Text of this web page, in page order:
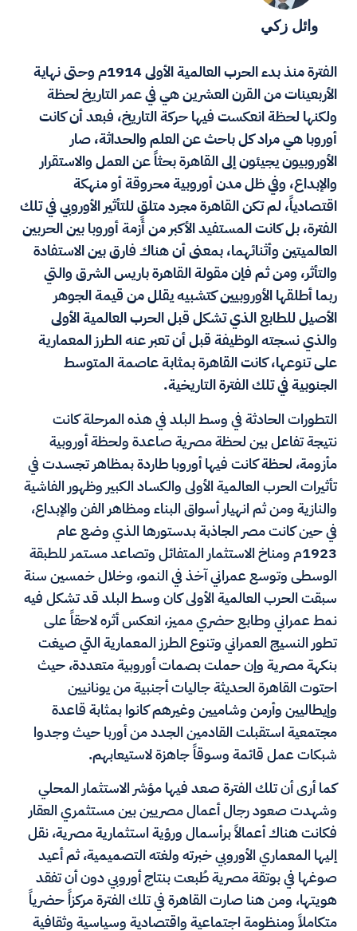
وائل زكي
الفترة منذ بدء الحرب العالمية الأولى 1914م وحتى نهاية
الأربعينات من القرن العشرين هي في عمر التاريخ لحظة
ولكنها لحظة انعكست فيها حركة التاريخ، فبعد أن كانت
أوروبا هي مراد كل باحث عن العلم والحداثة، صار
الأوروبيون يجيئون إلى القاهرة بحثاً عن العمل والاستقرار
والإبداع، وفي ظل مدن أوروبية محروقة أو منهكة
اقتصادياً، لم تكن القاهرة مجرد متلقٍ للتأثير الأوروبي في تلك
الفترة، بل كانت المستفيد الأكبر من أزمة أوروبا بين الحربين
العالميتين وأثنائهما، بمعنى أن هناك فارق بين الاستفادة
والتأثر، ومن ثم فإن مقولة القاهرة باريس الشرق والتي
ربما أطلقها الأوروبيين كتشبيه يقلل من قيمة الجوهر
الأصيل للطابع الذي تشكل قبل الحرب العالمية الأولى
والذي نسجته الوظيفة قبل أن تعبر عنه الطرز المعمارية
على تنوعها، كانت القاهرة بمثابة عاصمة المتوسط
الجنوبية في تلك الفترة التاريخية.
التطورات الحادثة في وسط البلد في هذه المرحلة كانت
نتيجة تفاعل بين لحظة مصرية صاعدة ولحظة أوروبية
مأزومة، لحظة كانت فيها أوروبا طاردة بمظاهر تجسدت في
تأثيرات الحرب العالمية الأولى والكساد الكبير وظهور الفاشية
والنازية ومن ثم انهيار أسواق البناء ومظاهر الفن والإبداع،
في حين كانت مصر الجاذبة بدستورها الذي وضع عام
1923م ومناخ الاستثمار المتفائل وتصاعد مستمر للطبقة
الوسطى وتوسع عمراني آخذ في النمو، وخلال خمسين سنة
سبقت الحرب العالمية الأولى كان وسط البلد قد تشكل فيه
نمط عمراني وطابع حضري مميز، انعكس أثره لاحقاً على
تطور النسيج العمراني وتنوع الطرز المعمارية التي صيغت
بنكهة مصرية وإن حملت بصمات أوروبية متعددة، حيث
احتوت القاهرة الحديثة جاليات أجنبية من يونانيين
وإيطاليين وأرمن وشاميين وغيرهم كانوا بمثابة قاعدة
مجتمعية استقبلت القادمين الجدد من أوربا حيث وجدوا
شبكات عمل قائمة وسوقاً جاهزة لاستيعابهم.
كما أرى أن تلك الفترة صعد فيها مؤشر الاستثمار المحلي
وشهدت صعود رجال أعمال مصريين بين مستثمري العقار
فكانت هناك أعمالاً برأسمال ورؤية استثمارية مصرية، نقل
إليها المعماري الأوروبي خبرته ولغته التصميمية، ثم أعيد
صوغها في بوتقة مصرية طُبعت بنتاج أوروبي دون أن تفقد
هويتها، ومن هنا صارت القاهرة في تلك الفترة مركزاً حضرياً
متكاملاً ومنظومة اجتماعية واقتصادية وسياسية وثقافية